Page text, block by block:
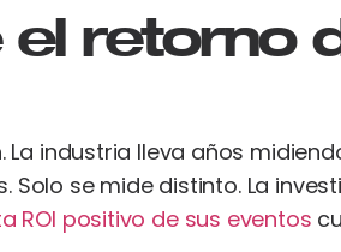
retorno
industria lleva años
Solo se mide distinto. La
ROI positivo de sus eventos